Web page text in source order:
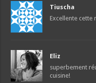
Tiuscha
Excellente cette
Eliz
superbement
cuisine!